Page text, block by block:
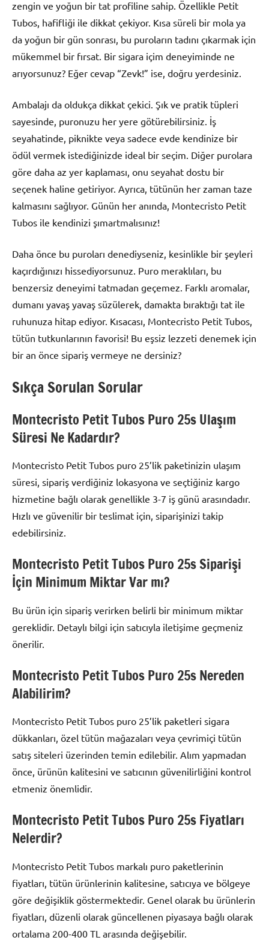
zengin ve yoğun bir tat profiline sahip. Özellikle Petit
Tubos, hafifliği ile dikkat çekiyor. Kısa süreli bir mola ya
da yoğun bir gün sonrası, bu puroların tadını çıkarmak için
mükemmel bir fırsat. Bir sigara içim deneyiminde ne
arıyorsunuz? Eğer cevap “Zevk!” ise, doğru yerdesiniz.
Ambalajı da oldukça dikkat çekici. Şık ve pratik tüpleri
sayesinde, puronuzu her yere götürebilirsiniz. İş
seyahatinde, piknikte veya sadece evde kendinize bir
ödül vermek istediğinizde ideal bir seçim. Diğer purolara
göre daha az yer kaplaması, onu seyahat dostu bir
seçenek haline getiriyor. Ayrıca, tütünün her zaman taze
kalmasını sağlıyor. Günün her anında, Montecristo Petit
Tubos ile kendinizi şımartmalısınız!
Daha önce bu puroları denediyseniz, kesinlikle bir şeyleri
kaçırdığınızı hissediyorsunuz. Puro meraklıları, bu
benzersiz deneyimi tatmadan geçemez. Farklı aromalar,
dumanı yavaş yavaş süzülerek, damakta bıraktığı tat ile
ruhunuza hitap ediyor. Kısacası, Montecristo Petit Tubos,
tütün tutkunlarının favorisi! Bu eşsiz lezzeti denemek için
bir an önce sipariş vermeye ne dersiniz?
Sıkça Sorulan Sorular
Montecristo Petit Tubos Puro 25s Ulaşım
Süresi Ne Kadardır?
Montecristo Petit Tubos puro 25’lik paketinizin ulaşım
süresi, sipariş verdiğiniz lokasyona ve seçtiğiniz kargo
hizmetine bağlı olarak genellikle 3-7 iş günü arasındadır.
Hızlı ve güvenilir bir teslimat için, siparişinizi takip
edebilirsiniz.
Montecristo Petit Tubos Puro 25s Siparişi
İçin Minimum Miktar Var mı?
Bu ürün için sipariş verirken belirli bir minimum miktar
gereklidir. Detaylı bilgi için satıcıyla iletişime geçmeniz
önerilir.
Montecristo Petit Tubos Puro 25s Nereden
Alabilirim?
Montecristo Petit Tubos puro 25’lik paketleri sigara
dükkanları, özel tütün mağazaları veya çevrimiçi tütün
satış siteleri üzerinden temin edilebilir. Alım yapmadan
önce, ürünün kalitesini ve satıcının güvenilirliğini kontrol
etmeniz önemlidir.
Montecristo Petit Tubos Puro 25s Fiyatları
Nelerdir?
Montecristo Petit Tubos markalı puro paketlerinin
fiyatları, tütün ürünlerinin kalitesine, satıcıya ve bölgeye
göre değişiklik göstermektedir. Genel olarak bu ürünlerin
fiyatları, düzenli olarak güncellenen piyasaya bağlı olarak
ortalama 200-400 TL arasında değişebilir.